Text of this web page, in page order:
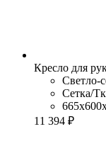
Кресло для
Светло-
Сетка/
11 394 ₽